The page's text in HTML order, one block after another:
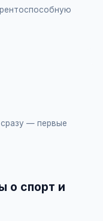
— первые
о спорт и